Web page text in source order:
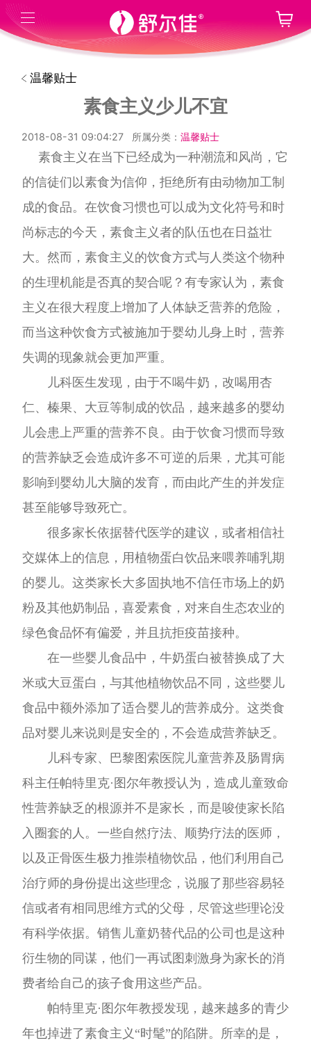
温馨贴士
素食主义少儿不宜
2018-08-31 09:04:27 所属分类：温馨贴士
素食主义在当下已经成为一种潮流和风尚，它
的信徒们以素食为信仰，拒绝所有由动物加工制
成的食品。在饮食习惯也可以成为文化符号和时
尚标志的今天，素食主义者的队伍也在日益壮
大。然而，素食主义的饮食方式与人类这个物种
的生理机能是否真的契合呢？有专家认为，素食
主义在很大程度上增加了人体缺乏营养的危险，
而当这种饮食方式被施加于婴幼儿身上时，营养
失调的现象就会更加严重。
儿科医生发现，由于不喝牛奶，改喝用杏
仁、榛果、大豆等制成的饮品，越来越多的婴幼
儿会患上严重的营养不良。由于饮食习惯而导致
的营养缺乏会造成许多不可逆的后果，尤其可能
影响到婴幼儿大脑的发育，而由此产生的并发症
甚至能够导致死亡。
很多家长依据替代医学的建议，或者相信社
交媒体上的信息，用植物蛋白饮品来喂养哺乳期
的婴儿。这类家长大多固执地不信任市场上的奶
粉及其他奶制品，喜爱素食，对来自生态农业的
绿色食品怀有偏爱，并且抗拒疫苗接种。
在一些婴儿食品中，牛奶蛋白被替换成了大
米或大豆蛋白，与其他植物饮品不同，这些婴儿
食品中额外添加了适合婴儿的营养成分。这类食
品对婴儿来说则是安全的，不会造成营养缺乏。
儿科专家、巴黎图索医院儿童营养及肠胃病
科主任帕特里克·图尔年教授认为，造成儿童致命
性营养缺乏的根源并不是家长，而是唆使家长陷
入圈套的人。一些自然疗法、顺势疗法的医师，
以及正骨医生极力推崇植物饮品，他们利用自己
治疗师的身份提出这些理念，说服了那些容易轻
信或者有相同思维方式的父母，尽管这些理论没
有科学依据。销售儿童奶替代品的公司也是这种
衍生物的同谋，他们一再试图刺激身为家长的消
费者给自己的孩子食用这些产品。
帕特里克·图尔年教授发现，越来越多的青少
年也掉进了素食主义“时髦”的陷阱。所幸的是，